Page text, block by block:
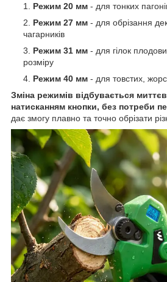
Режим 20 мм - для тонких
Режим 27 мм - для обрізання
чагарників
Режим 31 мм - для гілок
розміру
Режим 40 мм - для товстих,
Зміна режимів відбувається
натисканням кнопки, без потреби
дає змогу плавно та точно обрізати